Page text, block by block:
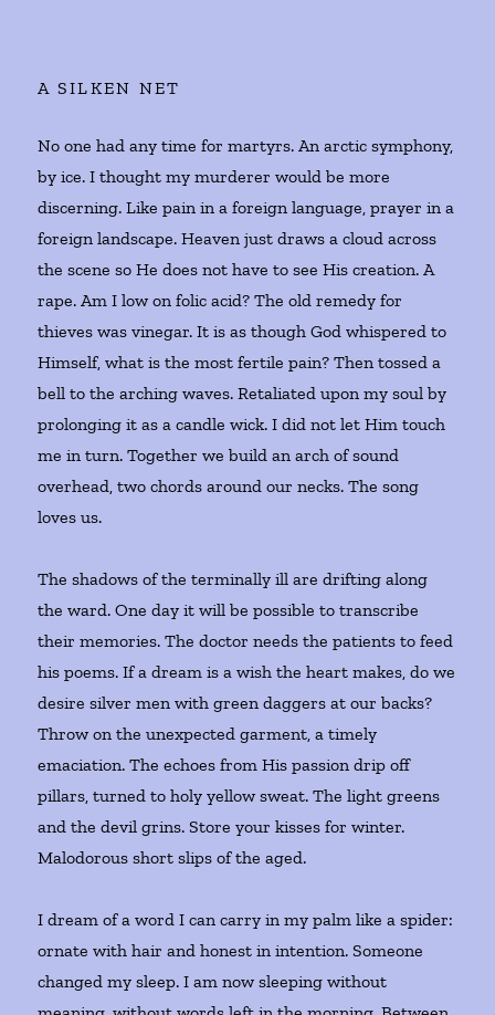
A SILKEN NET
No one had any time for martyrs. An arctic symphony,
by ice. I thought my murderer would be more
discerning. Like pain in a foreign language, prayer in a
foreign landscape. Heaven just draws a cloud across
the scene so He does not have to see His creation. A
rape. Am I low on folic acid? The old remedy for
thieves was vinegar. It is as though God whispered to
Himself, what is the most fertile pain? Then tossed a
bell to the arching waves. Retaliated upon my soul by
prolonging it as a candle wick. I did not let Him touch
me in turn. Together we build an arch of sound
overhead, two chords around our necks. The song
loves us.
The shadows of the terminally ill are drifting along
the ward. One day it will be possible to transcribe
their memories. The doctor needs the patients to feed
his poems. If a dream is a wish the heart makes, do we
desire silver men with green daggers at our backs?
Throw on the unexpected garment, a timely
emaciation. The echoes from His passion drip off
pillars, turned to holy yellow sweat. The light greens
and the devil grins. Store your kisses for winter.
Malodorous short slips of the aged.
I dream of a word I can carry in my palm like a spider:
ornate with hair and honest in intention. Someone
changed my sleep. I am now sleeping without